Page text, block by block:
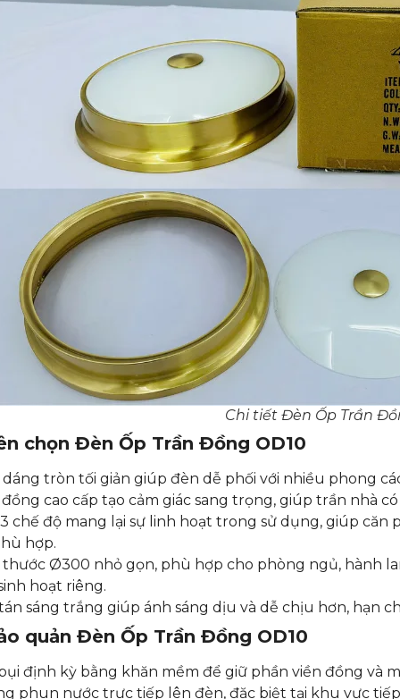
Chi tiết Đèn Ốp Trần
chọn Đèn Ốp Trần Đồng OD10
tròn tối giản giúp đèn dễ phối với nhiều phong
cao cấp tạo cảm giác sang trọng, giúp trần nhà
chế độ mang lại sự linh hoạt trong sử dụng, giúp
hợp.
Ø300 nhỏ gọn, phù hợp cho phòng ngủ, hành
hoạt riêng.
sáng trắng giúp ánh sáng dịu và dễ chịu hơn, hạn
quản Đèn Ốp Trần Đồng OD10
định kỳ bằng khăn mềm để giữ phần viền đồng và
phun nước trực tiếp lên đèn, đặc biệt tại khu vực